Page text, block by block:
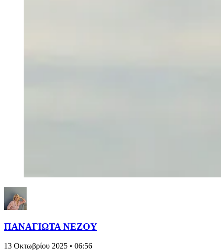
ΠΑΝΑΓΙΩΤΑ ΝΕΖΟΥ
13 Οκτωβρίου 2025 • 06:56